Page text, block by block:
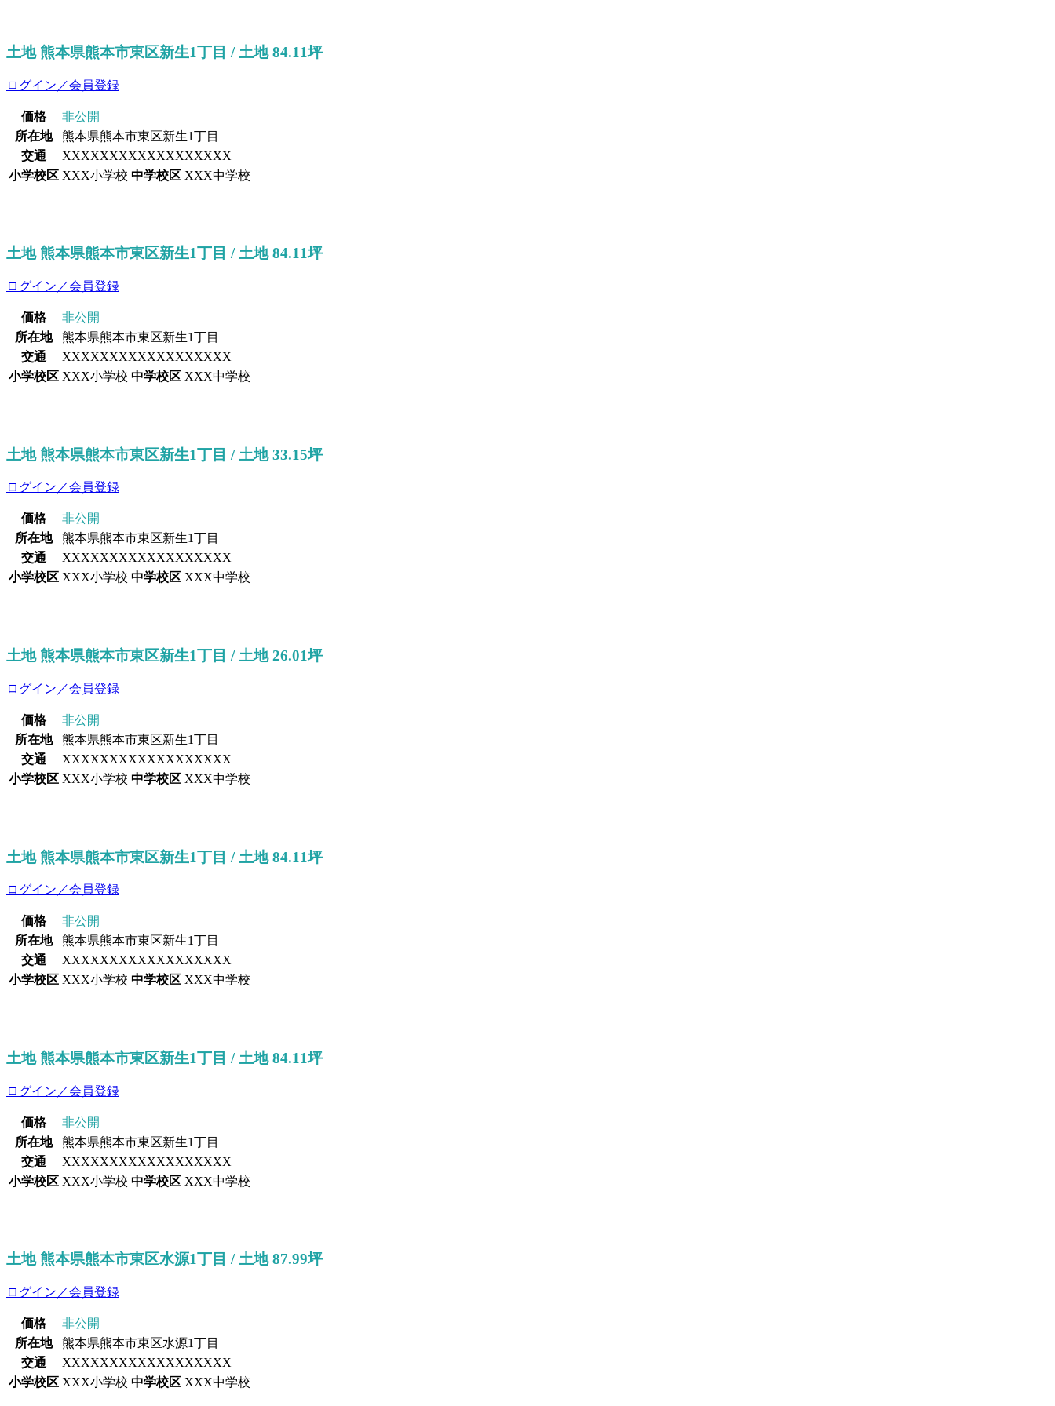
土地 熊本県熊本市東区新生1丁目 / 土地 84.11坪
ログイン／会員登録
価格
非公開
所在地
熊本県熊本市東区新生1丁目
交通
XXXXXXXXXXXXXXXXXX
小学校区 XXX小学校 中学校区 XXX中学校
土地 熊本県熊本市東区新生1丁目 / 土地 84.11坪
ログイン／会員登録
価格
非公開
所在地
熊本県熊本市東区新生1丁目
交通
XXXXXXXXXXXXXXXXXX
小学校区 XXX小学校 中学校区 XXX中学校
土地 熊本県熊本市東区新生1丁目 / 土地 33.15坪
ログイン／会員登録
価格
非公開
所在地
熊本県熊本市東区新生1丁目
交通
XXXXXXXXXXXXXXXXXX
小学校区 XXX小学校 中学校区 XXX中学校
土地 熊本県熊本市東区新生1丁目 / 土地 26.01坪
ログイン／会員登録
価格
非公開
所在地
熊本県熊本市東区新生1丁目
交通
XXXXXXXXXXXXXXXXXX
小学校区 XXX小学校 中学校区 XXX中学校
土地 熊本県熊本市東区新生1丁目 / 土地 84.11坪
ログイン／会員登録
価格
非公開
所在地
熊本県熊本市東区新生1丁目
交通
XXXXXXXXXXXXXXXXXX
小学校区 XXX小学校 中学校区 XXX中学校
土地 熊本県熊本市東区新生1丁目 / 土地 84.11坪
ログイン／会員登録
価格
非公開
所在地
熊本県熊本市東区新生1丁目
交通
XXXXXXXXXXXXXXXXXX
小学校区 XXX小学校 中学校区 XXX中学校
土地 熊本県熊本市東区水源1丁目 / 土地 87.99坪
ログイン／会員登録
価格
非公開
所在地
熊本県熊本市東区水源1丁目
交通
XXXXXXXXXXXXXXXXXX
小学校区 XXX小学校 中学校区 XXX中学校